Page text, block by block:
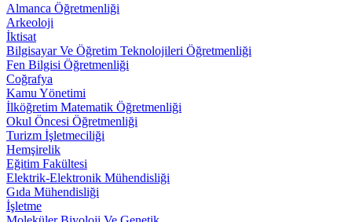
Almanca Öğretmenliği
Arkeoloji
İktisat
Bilgisayar Ve Öğretim Teknolojileri Öğretmenliği
Fen Bilgisi Öğretmenliği
Coğrafya
Kamu Yönetimi
İlköğretim Matematik Öğretmenliği
Okul Öncesi Öğretmenliği
Turizm İşletmeciliği
Hemşirelik
Eğitim Fakültesi
Elektrik-Elektronik Mühendisliği
Gıda Mühendisliği
İşletme